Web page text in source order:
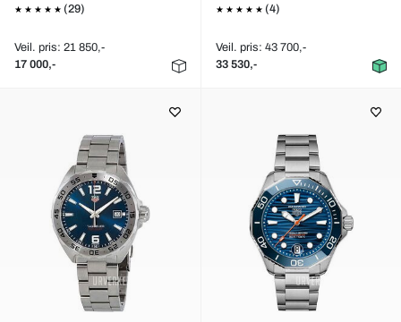
(29)
Veil. pris: 21 850,-
17 000,-
(4)
Veil. pris: 43 700,-
33 530,-